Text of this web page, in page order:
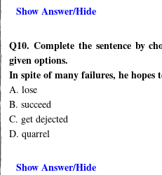
Show Answer/Hide
Q10. Complete the sentence by
given options.
In spite of many failures, he hopes
A. lose
B. succeed
C. get dejected
D. quarrel
Show Answer/Hide